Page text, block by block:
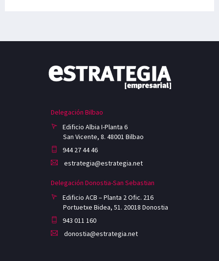
Delegación Bilbao
Edificio Albia I-Planta 6
San Vicente, 8. 48001 Bilbao
944 27 44 46
estrategia@estrategia.net
Delegación Donostia-San Sebastian
Edificio ACB – Planta 2 Ofic. 216
Portuetxe Bidea, 51. 20018 Donostia
943 011 160
donostia@estrategia.net